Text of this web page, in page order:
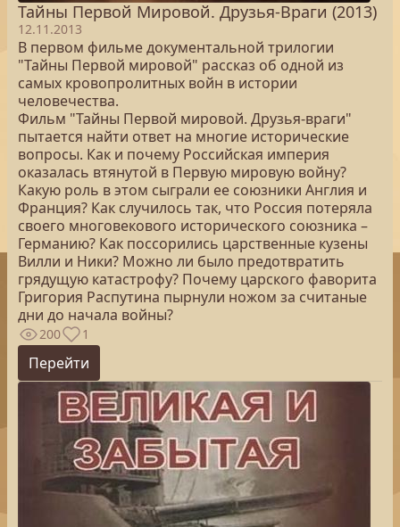
Тайны Первой Мировой. Друзья-Враги (2013)
12.11.2013
В первом фильме документальной трилогии
"Тайны Первой мировой" рассказ об одной из
самых кровопролитных войн в истории
человечества.
Фильм "Тайны Первой мировой. Друзья-враги"
пытается найти ответ на многие исторические
вопросы. Как и почему Российская империя
оказалась втянутой в Первую мировую войну?
Какую роль в этом сыграли ее союзники Англия и
Франция? Как случилось так, что Россия потеряла
своего многовекового исторического союзника –
Германию? Как поссорились царственные кузены
Вилли и Ники? Можно ли было предотвратить
грядущую катастрофу? Почему царского фаворита
Григория Распутина пырнули ножом за считаные
дни до начала войны?
200 1
Перейти